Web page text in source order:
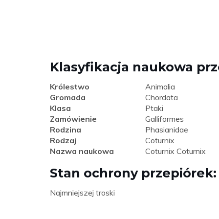
Klasyfikacja naukowa
Królestwo
Animalia
Gromada
Chordata
Klasa
Ptaki
Zamówienie
Galliformes
Rodzina
Phasianidae
Rodzaj
Coturnix
Nazwa naukowa
Coturnix Coturnix
Stan ochrony przepiórek:
Najmniejszej troski